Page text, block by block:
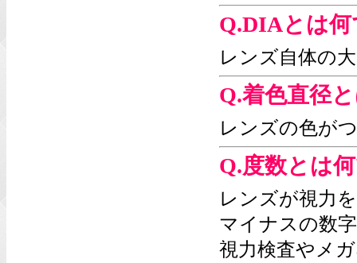
Q.DIAとは
レンズ自体の
Q.着色直径
レンズの色が
Q.度数とは
レンズが視力
マイナスの数
視力検査やメ